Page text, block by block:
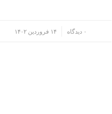
۰ دیدگاه ۱۴ فروردین ۱۴۰۲